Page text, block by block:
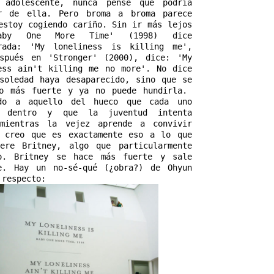
adolescente, nunca pensé que podría
de ella. Pero broma a broma parece
cogiendo cariño. Sin ir más lejos
One More Time' (1998) dice
'My loneliness is killing me',
en 'Stronger' (2000), dice: 'My
ain't killing me no more'. No dice
haya desaparecido, sino que se
más fuerte y ya no puede hundirla.
a aquello del hueco que cada uno
dentro y que la juventud intenta
la vejez aprende a convivir
que es exactamente eso a lo que
Britney, algo que particularmente
Britney se hace más fuerte y sale
Hay un no-sé-qué (¿obra?) de Ohyun